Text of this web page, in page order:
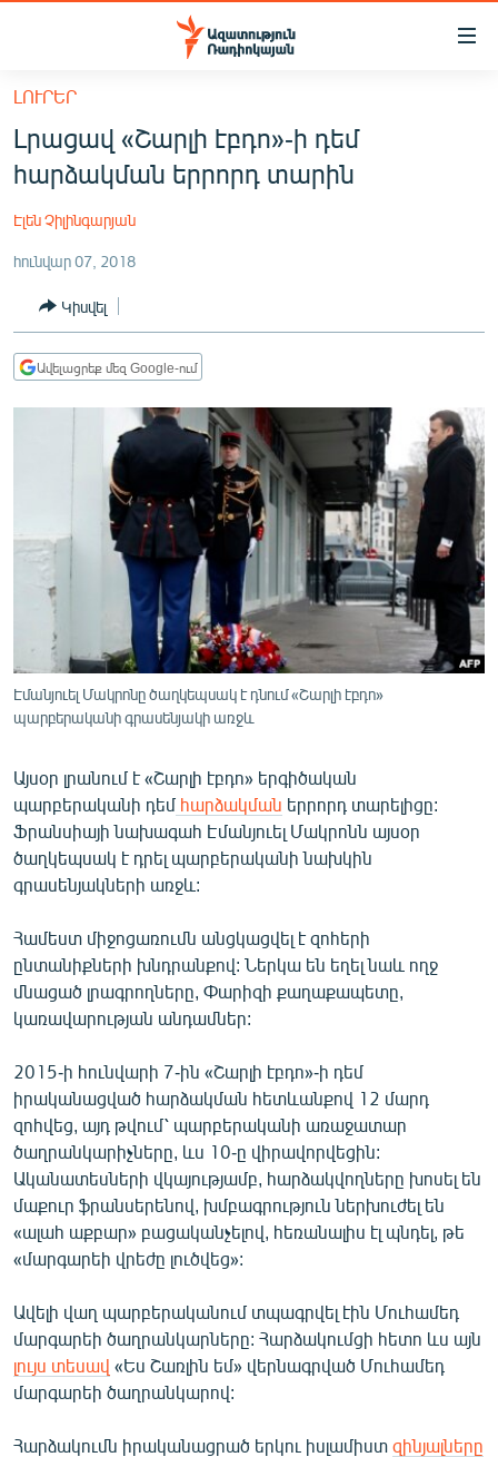
Մատչելիության
հիմնական
բովանդակությանը
Անցնել
հիմնական
մենյուին
ՀԱՅԱՍՏԱՆ
ՔԱՂԱՔԱԿԱՆ
ԸՆՏՐՈՒԹՅՈՒՆՆԵՐ 2026
ԻՐԱՎՈՒՆՔ
ՀԱՍԱՐԱԿՈՒԹՅՈՒՆ
ՏՆՏԵՍՈՒԹՅՈՒՆ
ՊԱՏԵՐԱԶՄԻ 6 ՇԱԲԱԹՆԵՐԸ
ՏԱՐԱԾԱՇՐՋԱՆ
ՄԻՋԱԶԳԱՅԻՆ
ՄՇԱԿՈՒՅԹ
ՍՊՈՐՏ
ՄԵԿՆԱԲԱՆՈՒԹՅՈՒՆ
ՏՏ ԵՒ ԻՆՏԵՐՆԵՏ
ԿՈՐՈՆԱՎԻՐՈՒՍ
ՏԵՍԱՆՅՈՒԹԵՐ
ԲԱՆԱՎԵՃ
ՁԳՏԵԼՈՎ ԼԱՎԱԳՈՒՅՆԻՆ
Հայերեն
English
ՀԵՏԵՎԵՔ ՄԵԶ
«Ազատության» բոլոր կայքերը
ԼՈՒՐԵՐ
Լրացավ «Շարլի էբդո»-ի դեմ
հարձակման երրորդ տարին
Էլեն Չիլինգարյան
հունվար 07, 2018
Կիսվել
Ավելացրեք մեզ Google-ում
Էմանյուել Մակրոնը ծաղկեպսակ է դնում «Շարլի էբդո»
պարբերականի գրասենյակի առջև
Այսօր լրանում է «Շարլի էբդո» երգիծական
պարբերականի դեմ հարձակման երրորդ տարելիցը:
Ֆրանսիայի նախագահ Էմանյուել Մակրոնն այսօր
ծաղկեպսակ է դրել պարբերականի նախկին
գրասենյակների առջև:
Համեստ միջոցառումն անցկացվել է զոհերի
ընտանիքների խնդրանքով: Ներկա են եղել նաև ողջ
մնացած լրագրողները, Փարիզի քաղաքապետը,
կառավարության անդամներ:
2015-ի հունվարի 7-ին «Շարլի էբդո»-ի դեմ
իրականացված հարձակման հետևանքով 12 մարդ
զոհվեց, այդ թվում՝ պարբերականի առաջատար
ծաղրանկարիչները, ևս 10-ը վիրավորվեցին:
Ականատեսների վկայությամբ, հարձակվողները խոսել են
մաքուր ֆրանսերենով, խմբագրություն ներխուժել են
«ալահ աքբար» բացականչելով, հեռանալիս էլ պնդել, թե
«մարգարեի վրեժը լուծվեց»:
Ավելի վաղ պարբերականում տպագրվել էին Մուհամեդ
մարգարեի ծաղրանկարները: Հարձակումցի հետո ևս այն
լույս տեսավ «Ես Շառլին եմ» վերնագրված Մուհամեդ
մարգարեի ծաղրանկարով:
Հարձակումն իրականացրած երկու իսլամիստ զինյալները